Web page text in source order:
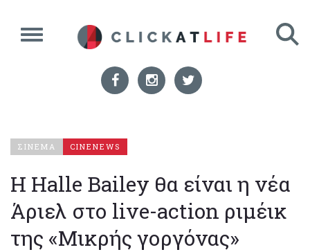
ΣΙΝΕΜΑ CINENEWS
Η Halle Bailey θα είναι η νέα
Άριελ στο live-action ριμέικ
της «Μικρής γοργόνας»